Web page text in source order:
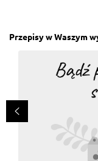
Przepisy w Waszym